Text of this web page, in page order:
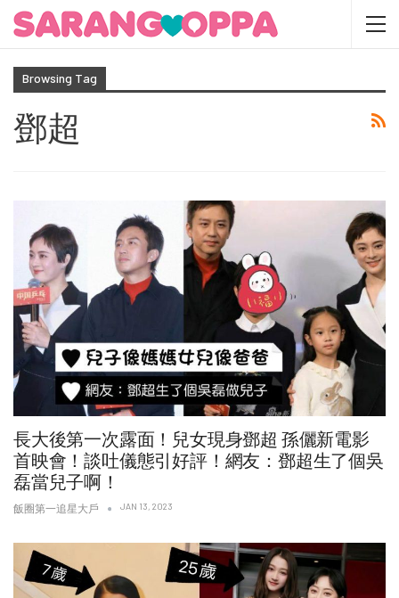
Browsing Tag
鄧超
長大後第一次露面！兒女現身鄧超 孫儷新電影
首映會！談吐儀態引好評！網友：鄧超生了個吳
磊當兒子啊！
飯圈第一追星大戶 JAN 13, 2023